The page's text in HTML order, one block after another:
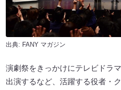
出典: FANY マガジン
演劇祭をきっかけにテレビドラ
出演するなど、活躍する役者・